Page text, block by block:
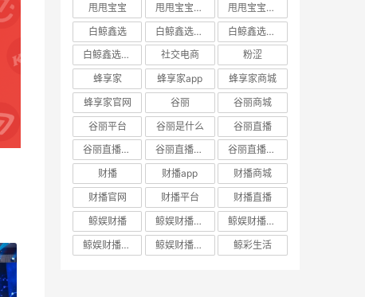
甩甩宝宝
甩甩宝宝商城
甩甩宝宝直播
白鲸鑫选
白鲸鑫选APP
白鲸鑫选商城
白鲸鑫选官网
社交电商
粉涩
蜂享家
蜂享家app
蜂享家商城
蜂享家官网
谷丽
谷丽商城
谷丽平台
谷丽是什么
谷丽直播
谷丽直播官网
谷丽直播平台
谷丽直播怎么加入
财播
财播app
财播商城
财播官网
财播平台
财播直播
鲸娱财播
鲸娱财播app
鲸娱财播商城
鲸娱财播官网
鲸娱财播直播 鲸彩生活